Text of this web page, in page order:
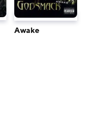
Awake